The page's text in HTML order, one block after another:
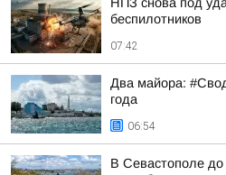
беспилотников
07:42
Два майора:
года
06:54
В Севастополе до